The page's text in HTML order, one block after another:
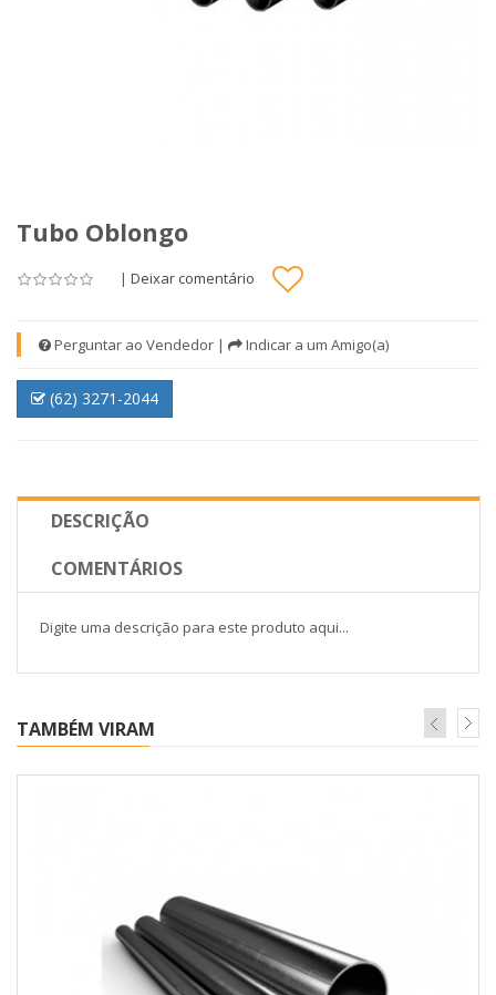
Tubo Oblongo
| Deixar comentário
Perguntar ao Vendedor | Indicar a um Amigo(a)
(62) 3271-2044
DESCRIÇÃO
COMENTÁRIOS
Digite uma descrição para este produto aqui...
TAMBÉM VIRAM